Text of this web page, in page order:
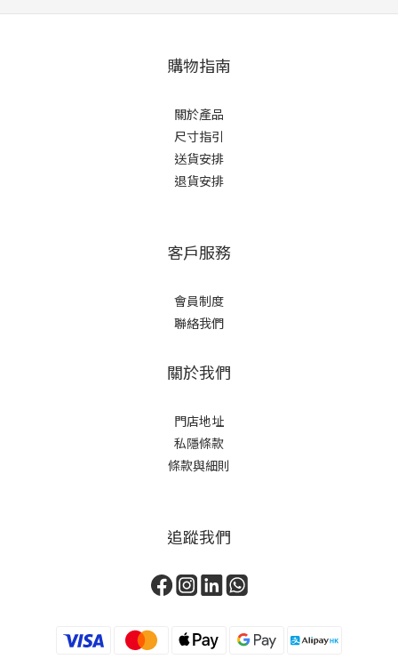
購物指南
關於產品
尺寸指引
送貨安排
退貨安排
客戶服務
會員制度
聯絡我們
關於我們
門店地址
私隱條款
條款與細則
追蹤我們